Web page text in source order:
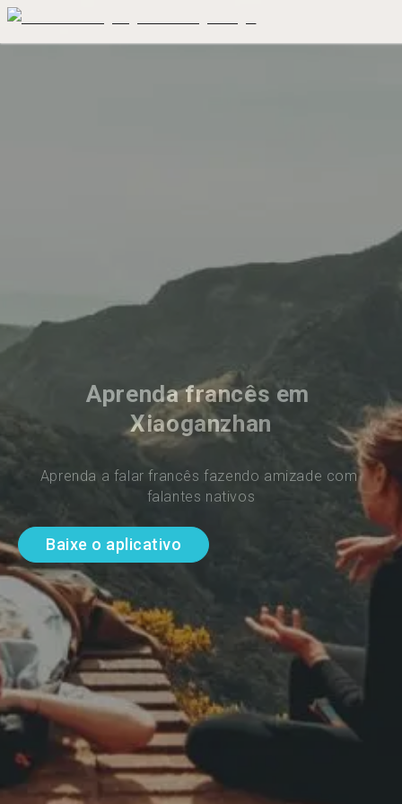
Aprenda francês em
Xiaoganzhan
Aprenda a falar francês fazendo amizade com
falantes nativos
Baixe o aplicativo